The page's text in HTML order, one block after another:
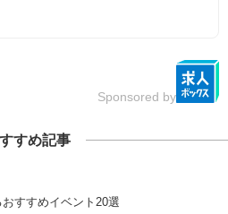
Sponsored by
すめ記事
すすめイベント20選